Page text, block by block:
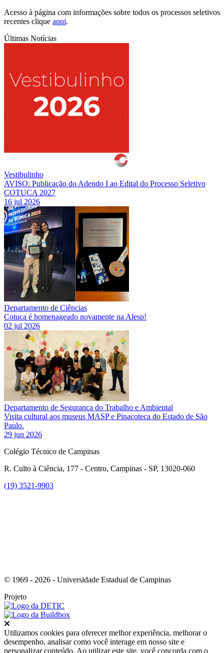
Acesso à página com informações sobre todos os processos seletivos
recentes clique aqui.
Últimas Notícias
Vestibulinho
AVISO: Publicação do Adendo I ao Edital do Processo Seletivo
COTUCA 2027
16 jul 2026
Departamento de Ciências
Cotuca é homenageado novamente na Alesp!
02 jul 2026
Departamento de Segurança do Trabalho e Ambiental
Visita cultural aos museus MASP e Pinacoteca do Estado de São
Paulo.
29 jun 2026
Colégio Técnico de Campinas
R. Culto à Ciência, 177 - Centro, Campinas - SP, 13020-060
(19) 3521-9903
© 1969 - 2026 - Universidade Estadual de Campinas
Projeto
Utilizamos cookies para oferecer melhor experiência, melhorar o
desempenho, analisar como você interage em nosso site e
personalizar conteúdo. Ao utilizar este site, você concorda com o